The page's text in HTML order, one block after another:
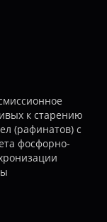
к старению
(рафинатов) с
фосфорно-